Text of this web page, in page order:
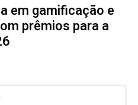
em gamificação e
prêmios para a